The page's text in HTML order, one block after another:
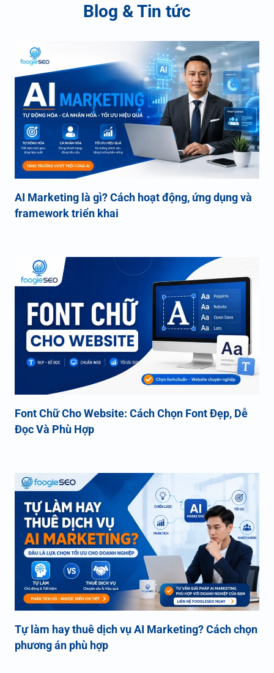
Blog & Tin tức
AI Marketing là gì? Cách hoạt động, ứng dụng và
framework triển khai
Font Chữ Cho Website: Cách Chọn Font Đẹp, Dễ
Đọc Và Phù Hợp
Tự làm hay thuê dịch vụ AI Marketing? Cách chọn
phương án phù hợp